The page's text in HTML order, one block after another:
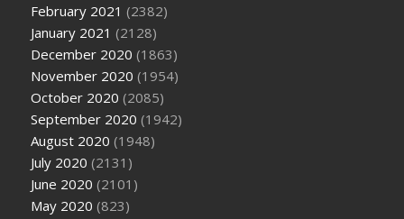
February 2021 (2382)
January 2021 (2128)
December 2020 (1863)
November 2020 (1954)
October 2020 (2085)
September 2020 (1942)
August 2020 (1948)
July 2020 (2131)
June 2020 (2101)
May 2020 (823)